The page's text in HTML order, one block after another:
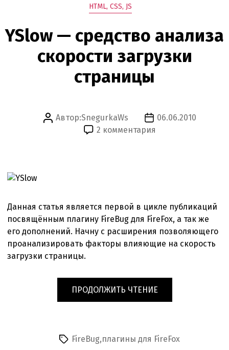
Рубрики
HTML, CSS, JS
YSlow — средство анализа
скорости загрузки
страницы
Автор
Автор:SnegurkaWs
Дата
записи
06.06.2010
2 комментария
скорости
загрузки
страницы
Данная статья является первой в цикле публикаций
посвящённым плагину FireBug для FireFox, а так же
его дополнений. Начну с расширения позволяющего
проанализировать факторы влияющие на скорость
загрузки страницы.
ПРОДОЛЖИТЬ ЧТЕНИЕ«YSLOW
—
СКОРОСТИ
Метки
FireBug,плагины для FireFox